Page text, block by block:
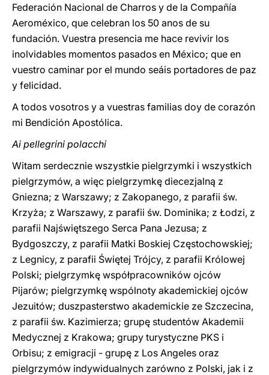
Federación Nacional de Charros y de la Compañía
Aeroméxico, que celebran los 50 anos de su
fundación. Vuestra presencia me hace revivir los
inolvidables momentos pasados en México; que en
vuestro caminar por el mundo seáis portadores de paz
y felicidad.
A todos vosotros y a vuestras familias doy de corazón
mi Bendición Apostólica.
Ai pellegrini polacchi
Witam serdecznie wszystkie pielgrzymki i wszystkich
pielgrzymów, a więc pielgrzymkę diecezjalną z
Gniezna; z Warszawy; z Zakopanego, z parafii św.
Krzyża; z Warszawy, z parafii św. Dominika; z Łodzi, z
parafii Najświętszego Serca Pana Jezusa; z
Bydgoszczy, z parafii Matki Boskiej Częstochowskiej;
z Legnicy, z parafii Świętej Trójcy, z parafii Królowej
Polski; pielgrzymkę współpracowników ojców
Pijarów; pielgrzymkę wspólnoty akademickiej ojców
Jezuitów; duszpasterstwo akademickie ze Szczecina,
z parafii św. Kazimierza; grupę studentów Akademii
Medycznej z Krakowa; grupy turystyczne PKS i
Orbisu; z emigracji - grupę z Los Angeles oraz
pielgrzymów indywidualnych zarówno z Polski, jak i z